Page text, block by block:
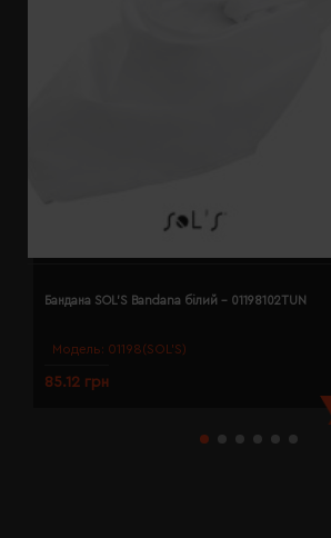
Модель: 01198(SOL’S)
Бандана SOL'S Bandana білий - 01198102TUN
85.12 грн